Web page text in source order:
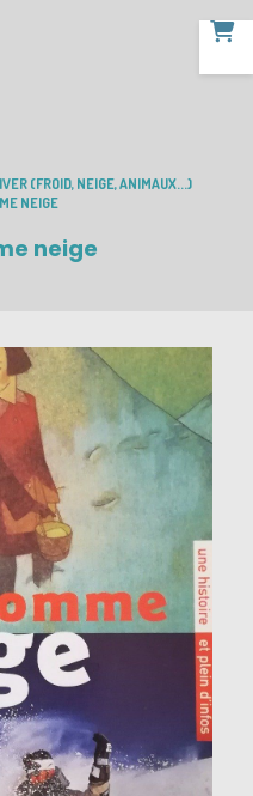
(FROID, NEIGE, ANIMAUX...)
NEIGE
neige